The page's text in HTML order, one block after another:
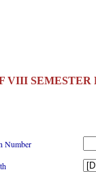
SEMESTER
Number